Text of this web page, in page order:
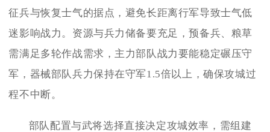
征兵与恢复士气的据点，避免长距离行军导致士气低
迷影响战力。资源与兵力储备要充足，预备兵、粮草
需满足多轮作战需求，主力部队战力要能稳定碾压守
军，器械部队兵力保持在守军1.5倍以上，确保攻城过
程不中断。
部队配置与武将选择直接决定攻城效率，需组建